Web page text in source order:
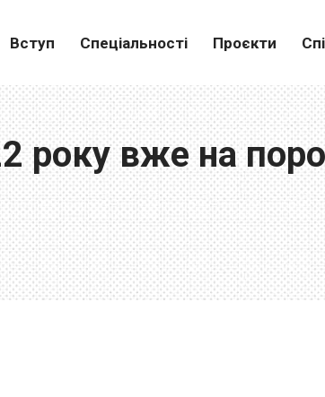
Вступ Спеціальності Проєкти
року вже на